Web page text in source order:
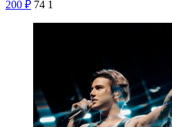
200 ₽ 74 1